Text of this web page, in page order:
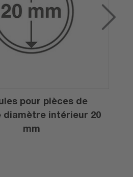
pour pièces de
diamètre intérieur 20
mm